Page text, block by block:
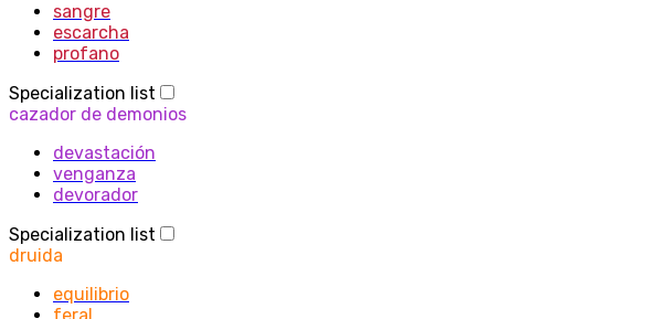
sangre
escarcha
profano
Specialization list
cazador de demonios
devastación
venganza
devorador
Specialization list
druida
equilibrio